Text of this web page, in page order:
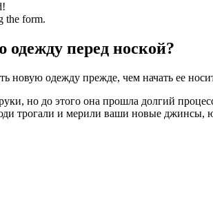
the form.
одежду перед ноской?
новую одежду прежде, чем начать ее
но до этого она прошла долгий
трогали и мерили ваши новые джинсы,